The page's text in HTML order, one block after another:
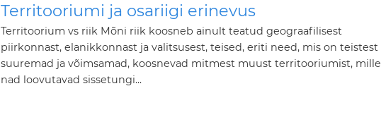
Territooriumi ja osariigi erinevus
Territoorium vs riik Mõni riik koosneb ainult teatud geograafilisest
piirkonnast, elanikkonnast ja valitsusest, teised, eriti need, mis on teistest
suuremad ja võimsamad, koosnevad mitmest muust territooriumist, mille
nad loovutavad sissetungi...